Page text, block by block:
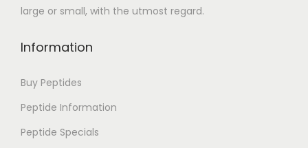
large or small, with the utmost regard.
Information
Buy Peptides
Peptide Information
Peptide Specials